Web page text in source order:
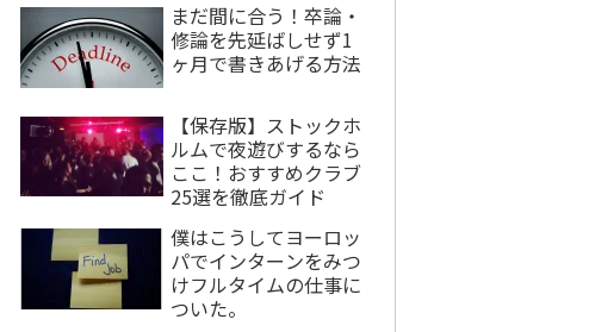
まだ間に合う！卒論・
修論を先延ばしせず1
ヶ月で書きあげる方法
【保存版】ストックホ
ルムで夜遊びするなら
ここ！おすすめクラブ
25選を徹底ガイド
僕はこうしてヨーロッ
パでインターンをみつ
けフルタイムの仕事に
ついた。